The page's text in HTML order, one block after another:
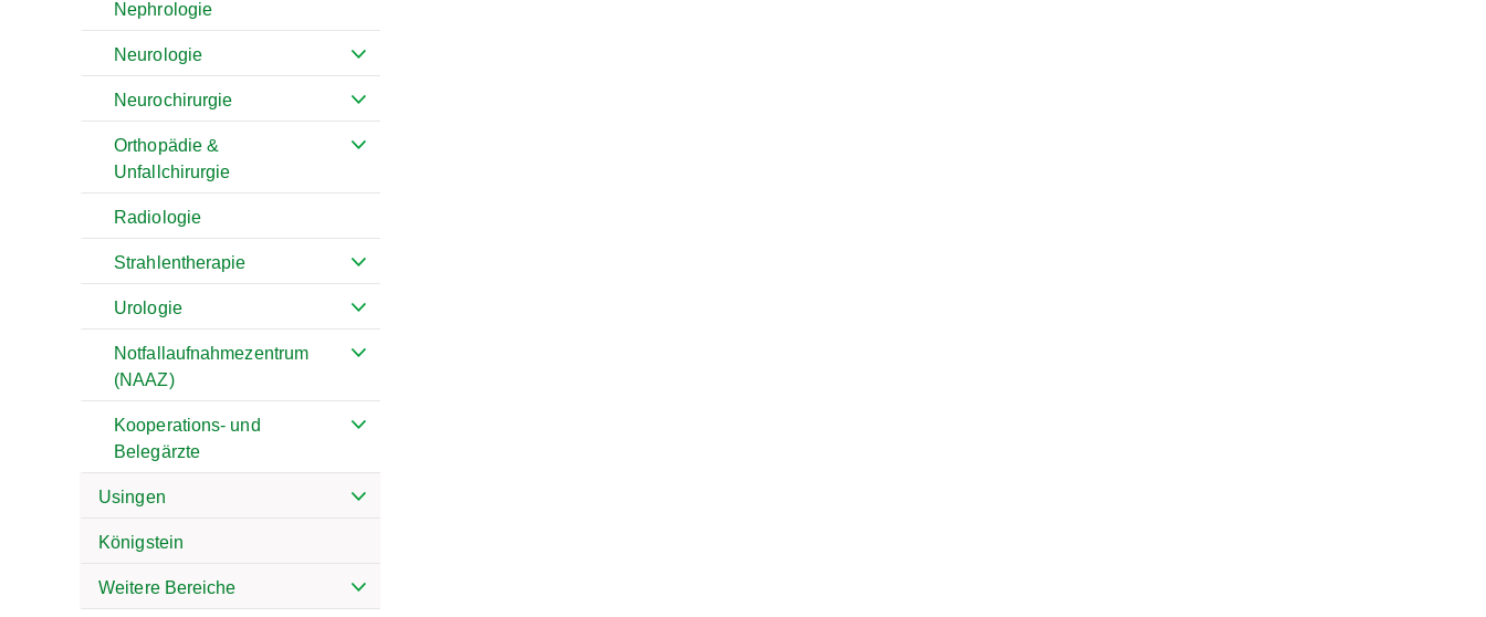
Nephrologie
Neurologie
Neurochirurgie
Orthopädie &
Unfallchirurgie
Radiologie
Strahlentherapie
Urologie
Notfallaufnahmezentrum
(NAAZ)
Kooperations- und
Belegärzte
Usingen
Königstein
Weitere Bereiche